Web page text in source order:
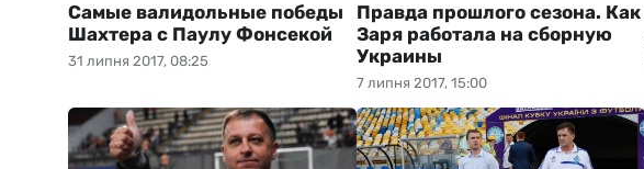
31 липня 2017, 08:25
Самые валидольные победы
Шахтера с Паулу Фонсекой
7 липня 2017, 15:00
Правда прошлого сезона. Как
Заря работала на сборную
Украины